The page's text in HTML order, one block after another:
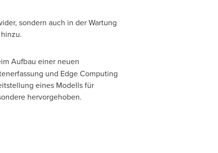
sondern auch in der Wartung
Aufbau einer neuen
und Edge Computing
eines Modells für
hervorgehoben.